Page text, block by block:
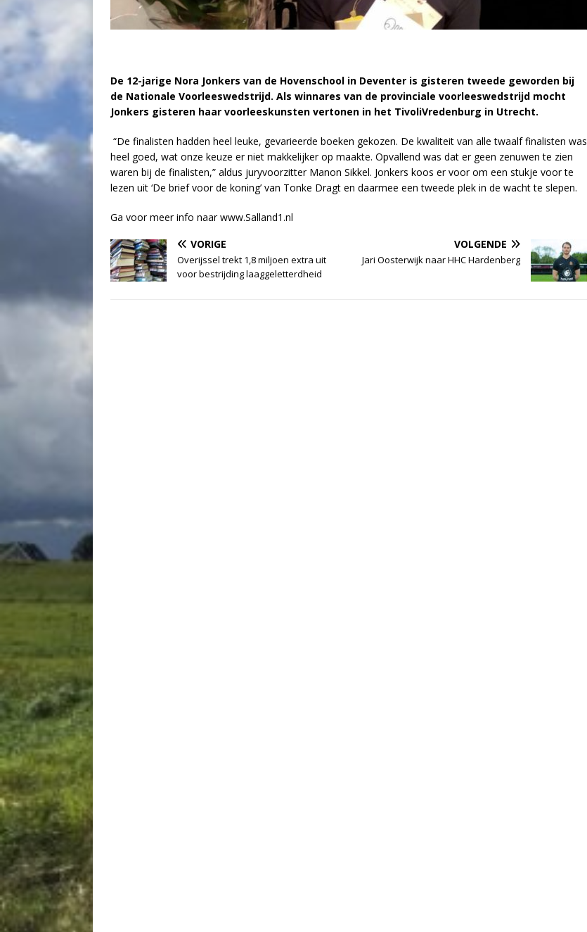
De 12-jarige Nora Jonkers van de Hovenschool in Deventer is gisteren tweede geworden bij
de Nationale Voorleeswedstrijd. Als winnares van de provinciale voorleeswedstrijd mocht
Jonkers gisteren haar voorleeskunsten vertonen in het TivoliVredenburg in Utrecht.
“De finalisten hadden heel leuke, gevarieerde boeken gekozen. De kwaliteit van alle twaalf finalisten was
heel goed, wat onze keuze er niet makkelijker op maakte. Opvallend was dat er geen zenuwen te zien
waren bij de finalisten,” aldus juryvoorzitter Manon Sikkel. Jonkers koos er voor om een stukje voor te
lezen uit ‘De brief voor de koning’ van Tonke Dragt en daarmee een tweede plek in de wacht te slepen.
Ga voor meer info naar www.Salland1.nl
VORIGE
Overijssel trekt 1,8 miljoen extra uit
voor bestrijding laaggeletterdheid
VOLGENDE
Jari Oosterwijk naar HHC Hardenberg